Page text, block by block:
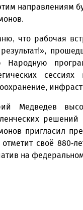
направлениям
что рабочая
результат!»,
Народную
Медведев
решений
пригласил
отметит своё 880-
на